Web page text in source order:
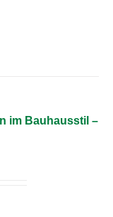
im Bauhausstil –